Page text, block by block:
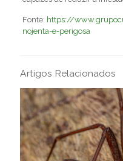
Fonte: https://
nojenta-e-perigosa
Artigos Relacionados